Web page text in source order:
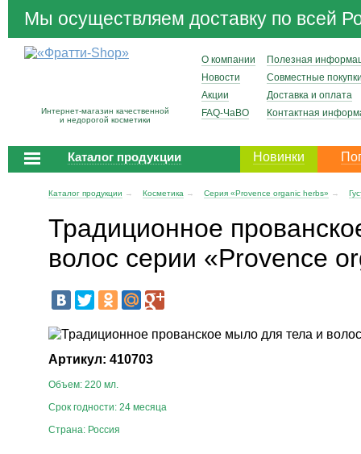
Мы осуществляем доставку по всей
Интернет-магазин качественной
и недорогой косметики
О компании
Новости
Акции
FAQ-ЧаВО
Полезная
Совместные
Доставка и оплата
Контактная
Каталог продукции Новинки
Каталог продукции → Косметика → Серия «Provence organic herbs» →
Традиционное
волос серии «Provence
Артикул: 410703
Объем: 220 мл.
Срок годности: 24 месяца
Страна: Россия